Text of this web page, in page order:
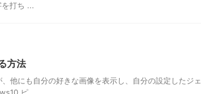
打ち ...
方法
他にも自分の好きな画像を表示し、自分の設定したジェ